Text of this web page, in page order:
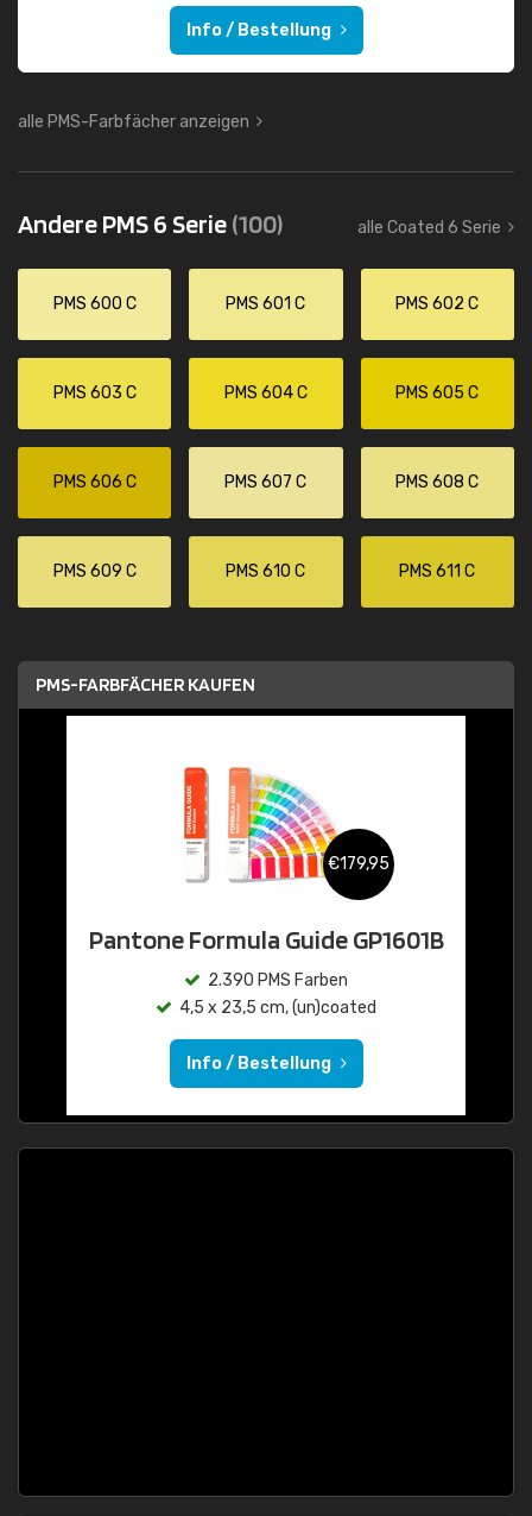
Info / Bestellung
alle PMS-Farbfächer anzeigen
Andere PMS 6 Serie(100) alle Coated 6 Serie
PMS 600 C PMS 601 C PMS 602 C
PMS 603 C PMS 604 C PMS 605 C
PMS 606 C PMS 607 C PMS 608 C
PMS 609 C PMS 610 C PMS 611 C
PMS-FARBFÄCHER KAUFEN
€179,95
Pantone Formula Guide GP1601B
2.390 PMS Farben
4,5 x 23,5 cm, (un)coated
Info / Bestellung